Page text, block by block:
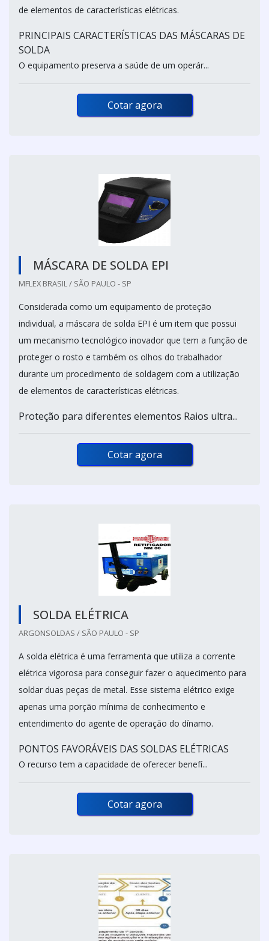
de elementos de características elétricas.
PRINCIPAIS CARACTERÍSTICAS DAS MÁSCARAS DE
SOLDA
O equipamento preserva a saúde de um operár...
Cotar agora
MÁSCARA DE SOLDA EPI
MFLEX BRASIL / SÃO PAULO - SP
Considerada como um equipamento de proteção
individual, a máscara de solda EPI é um item que possui
um mecanismo tecnológico inovador que tem a função de
proteger o rosto e também os olhos do trabalhador
durante um procedimento de soldagem com a utilização
de elementos de características elétricas.
Proteção para diferentes elementos Raios ultra...
Cotar agora
SOLDA ELÉTRICA
ARGONSOLDAS / SÃO PAULO - SP
A solda elétrica é uma ferramenta que utiliza a corrente
elétrica vigorosa para conseguir fazer o aquecimento para
soldar duas peças de metal. Esse sistema elétrico exige
apenas uma porção mínima de conhecimento e
entendimento do agente de operação do dínamo.
PONTOS FAVORÁVEIS DAS SOLDAS ELÉTRICAS
O recurso tem a capacidade de oferecer benefí...
Cotar agora